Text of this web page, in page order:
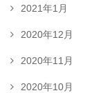
2021年1月
2020年12月
2020年11月
2020年10月